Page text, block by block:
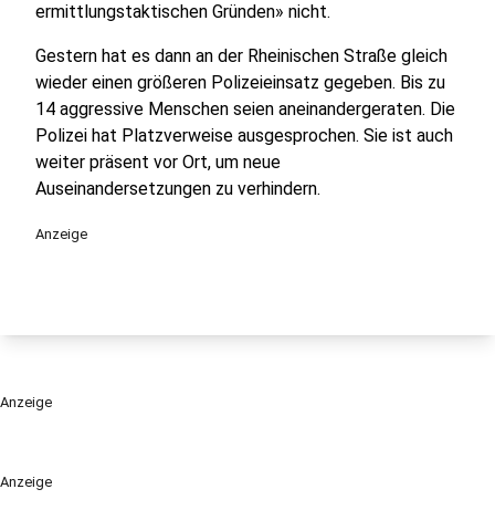
Anzeige
ermittlungstaktischen Gründen» nicht.
Gestern hat es dann an der Rheinischen Straße gleich
wieder einen größeren Polizeieinsatz gegeben. Bis zu
14 aggressive Menschen seien aneinandergeraten. Die
Polizei hat Platzverweise ausgesprochen. Sie ist auch
weiter präsent vor Ort, um neue
Auseinandersetzungen zu verhindern.
Anzeige
Anzeige